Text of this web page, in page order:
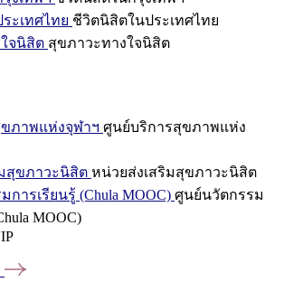
ะเทศไทย ชีวิตนิสิตในประเทศไทย
จนิสิต สุขภาวะทางใจนิสิต
ภาพแห่งจุฬาฯ ศูนย์บริการสุขภาพแห่ง
สุขภาวะนิสิต หน่วยส่งเสริมสุขภาวะนิสิต
ารเรียนรู้ (Chula MOOC) ศูนย์นวัตกรรม
MOOC)